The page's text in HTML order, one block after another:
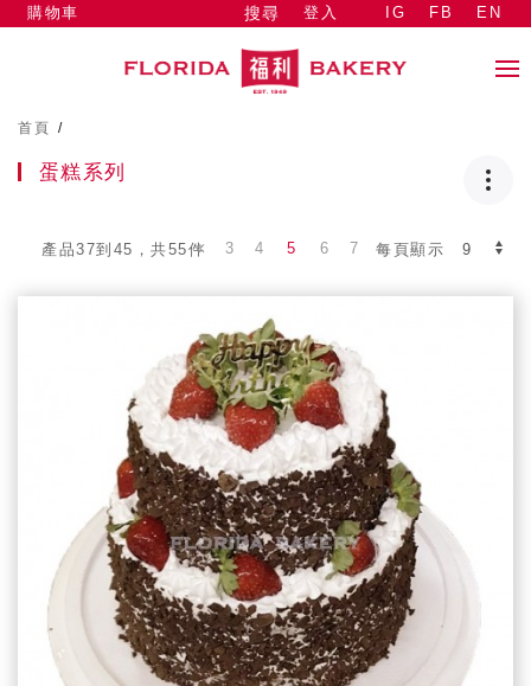
搜尋 登入
購物車 IG FB EN
首頁 /
蛋糕系列
產品37到45，共55件 每頁顯示
3 4 5 6 7